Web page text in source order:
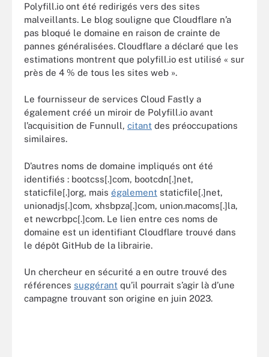
Polyfill.io ont été redirigés vers des sites
malveillants. Le blog souligne que Cloudflare n’a
pas bloqué le domaine en raison de crainte de
pannes généralisées. Cloudflare a déclaré que les
estimations montrent que polyfill.io est utilisé « sur
près de 4 % de tous les sites web ».
Le fournisseur de services Cloud Fastly a
également créé un miroir de Polyfill.io avant
l’acquisition de Funnull, citant des préoccupations
similaires.
D’autres noms de domaine impliqués ont été
identifiés : bootcss[.]com, bootcdn[.]net,
staticfile[.]org, mais également staticfile[.]net,
unionadjs[.]com, xhsbpza[.]com, union.macoms[.]la,
et newcrbpc[.]com. Le lien entre ces noms de
domaine est un identifiant Cloudflare trouvé dans
le dépôt GitHub de la librairie.
Un chercheur en sécurité a en outre trouvé des
références suggérant qu’il pourrait s’agir là d’une
campagne trouvant son origine en juin 2023.